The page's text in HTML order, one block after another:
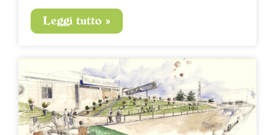
Leggi tutto »